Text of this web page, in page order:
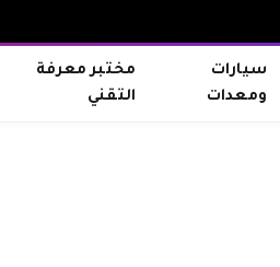
سيارات
ومعدات
مختبر معرفة
التقني